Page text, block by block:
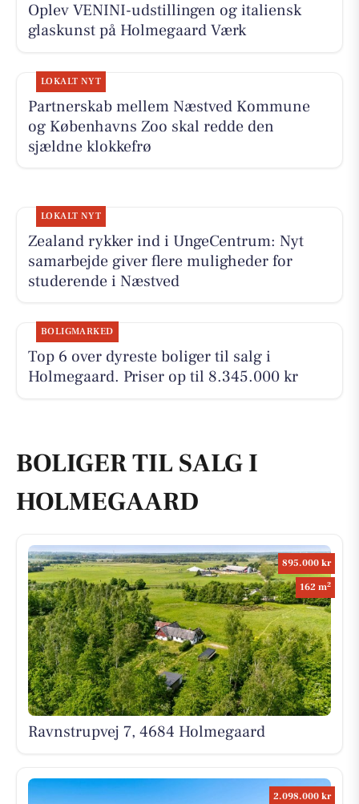
Oplev VENINI-udstillingen og italiensk
glaskunst på Holmegaard Værk
LOKALT NYT
Partnerskab mellem Næstved Kommune
og Københavns Zoo skal redde den
sjældne klokkefrø
LOKALT NYT
Zealand rykker ind i UngeCentrum: Nyt
samarbejde giver flere muligheder for
studerende i Næstved
BOLIGMARKED
Top 6 over dyreste boliger til salg i
Holmegaard. Priser op til 8.345.000 kr
BOLIGER TIL SALG I
HOLMEGAARD
895.000 kr
162 m2
Ravnstrupvej 7, 4684 Holmegaard
2.098.000 kr